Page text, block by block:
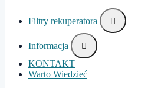
Filtry rekuperatora 
Informacja

KONTAKT
Warto Wiedzieć